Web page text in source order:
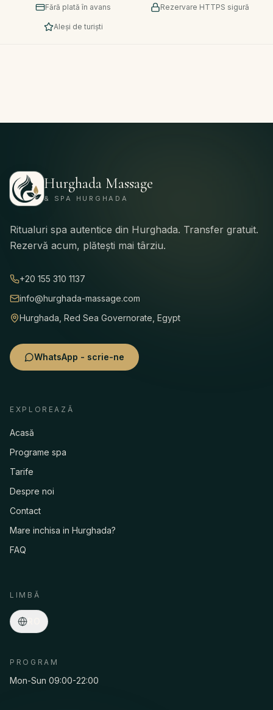
Fără plată în avans Rezervare HTTPS sigură
Aleși de turiști
Hurghada Massage
& SPA HURGHADA
Ritualuri spa autentice din Hurghada. Transfer gratuit.
Rezervă acum, plătești mai târziu.
+20 155 310 1137
info@hurghada-massage.com
Hurghada, Red Sea Governorate, Egypt
WhatsApp - scrie-ne
EXPLOREAZĂ
Acasă
Programe spa
Tarife
Despre noi
Contact
Mare inchisa in Hurghada?
FAQ
LIMBĂ
PROGRAM
Mon-Sun 09:00-22:00